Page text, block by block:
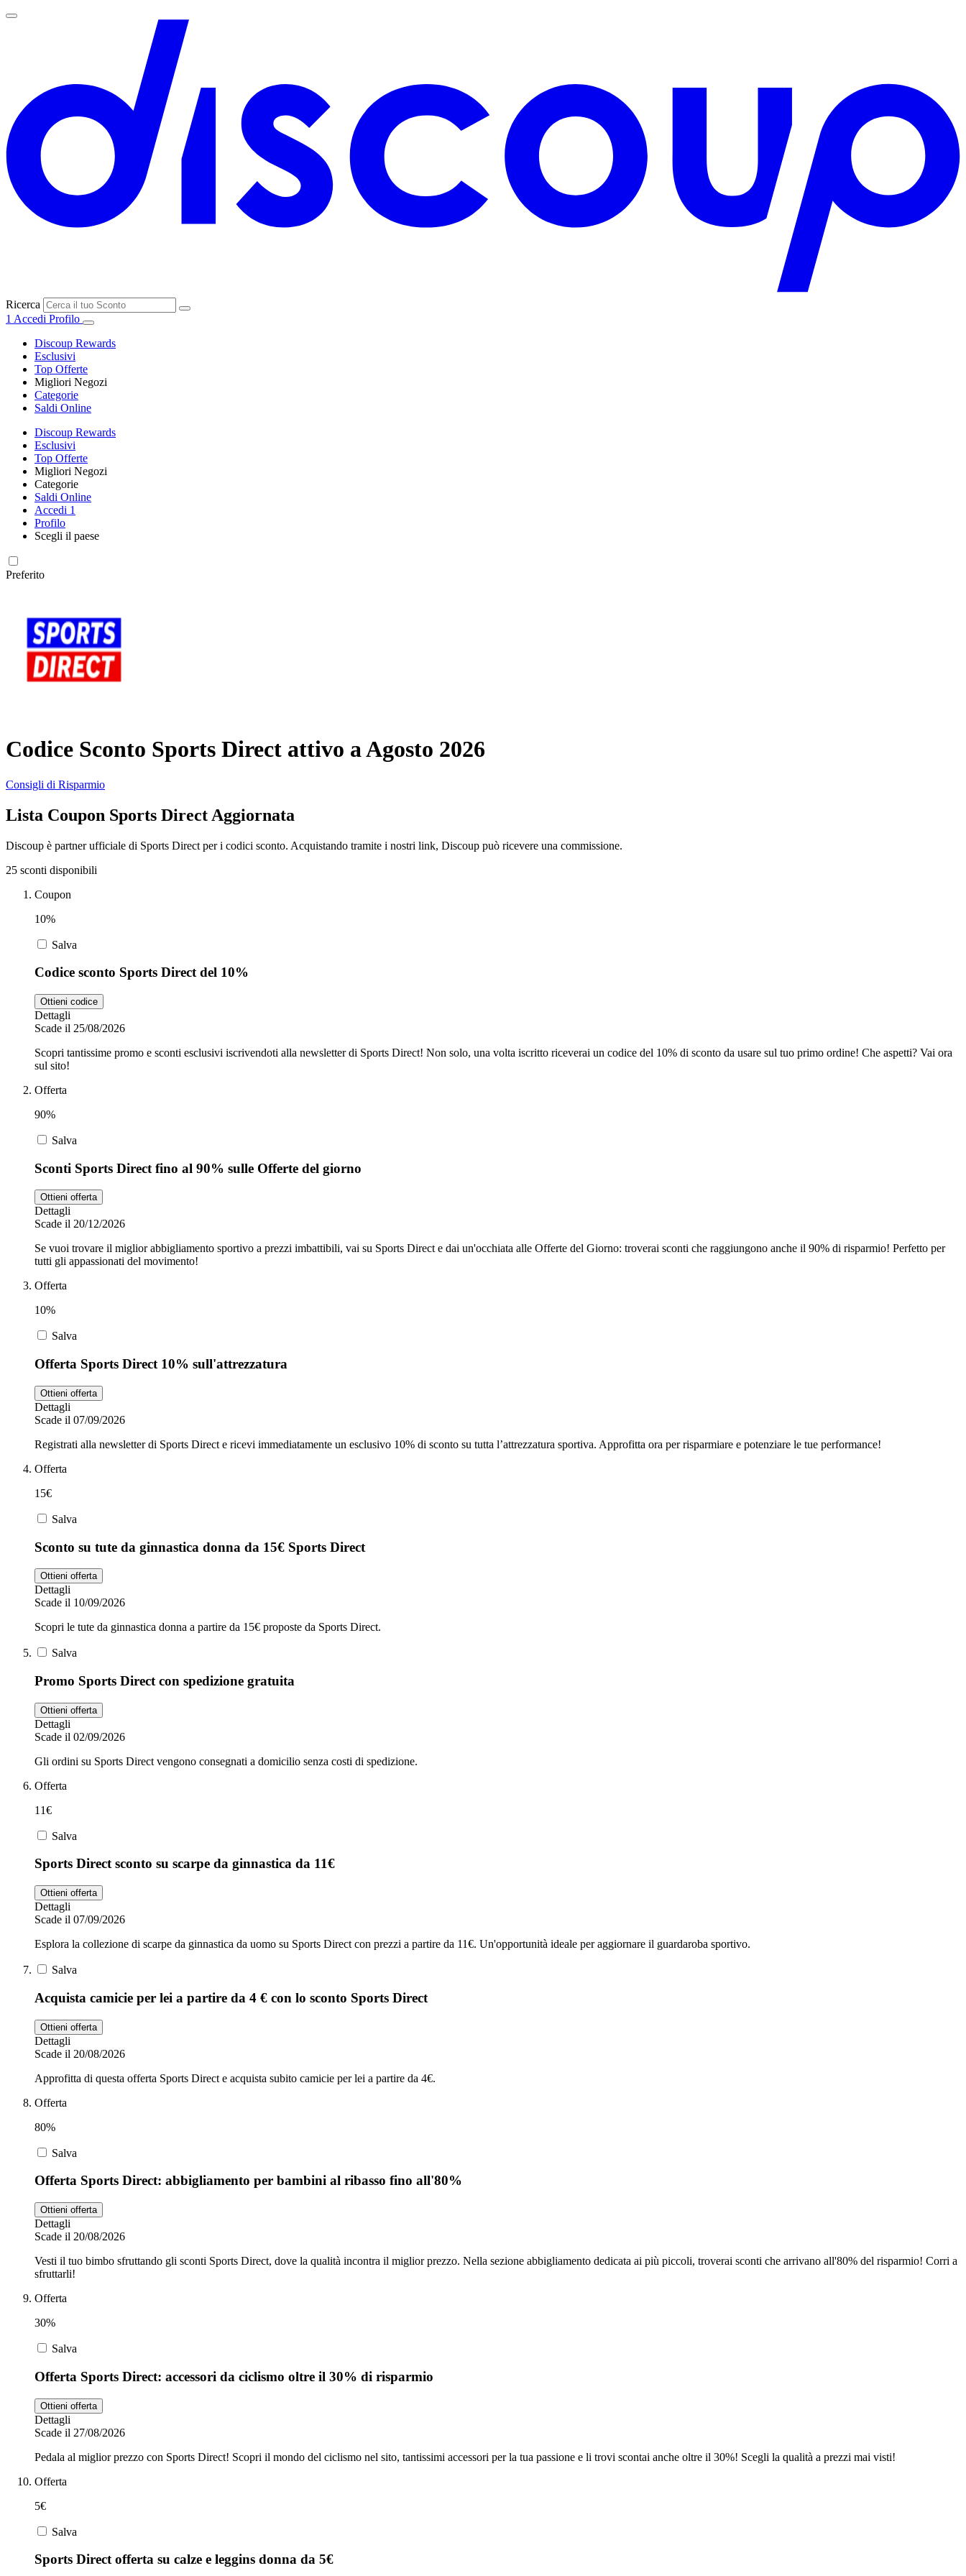
Ricerca
1 Accedi Profilo
Discoup Rewards
Esclusivi
Top Offerte
Migliori Negozi
Categorie
Saldi Online
Discoup Rewards
Esclusivi
Top Offerte
Migliori Negozi
Categorie
Saldi Online
Accedi 1
Profilo
Scegli il paese
Preferito
Codice Sconto Sports Direct attivo a Agosto 2026
Consigli di Risparmio
Lista Coupon Sports Direct Aggiornata
Discoup è partner ufficiale di Sports Direct per i codici sconto. Acquistando tramite i nostri link, Discoup può ricevere una commissione.
25 sconti disponibili
Coupon
10%
Salva
Codice sconto Sports Direct del 10%
Ottieni codice
Dettagli
Scade il 25/08/2026
Scopri tantissime promo e sconti esclusivi iscrivendoti alla newsletter di Sports Direct! Non solo, una volta iscritto riceverai un codice del 10% di sconto da usare sul tuo primo ordine! Che aspetti? Vai ora
sul sito!
Offerta
90%
Salva
Sconti Sports Direct fino al 90% sulle Offerte del giorno
Ottieni offerta
Dettagli
Scade il 20/12/2026
Se vuoi trovare il miglior abbigliamento sportivo a prezzi imbattibili, vai su Sports Direct e dai un'occhiata alle Offerte del Giorno: troverai sconti che raggiungono anche il 90% di risparmio! Perfetto per
tutti gli appassionati del movimento!
Offerta
10%
Salva
Offerta Sports Direct 10% sull'attrezzatura
Ottieni offerta
Dettagli
Scade il 07/09/2026
Registrati alla newsletter di Sports Direct e ricevi immediatamente un esclusivo 10% di sconto su tutta l’attrezzatura sportiva. Approfitta ora per risparmiare e potenziare le tue performance!
Offerta
15€
Salva
Sconto su tute da ginnastica donna da 15€ Sports Direct
Ottieni offerta
Dettagli
Scade il 10/09/2026
Scopri le tute da ginnastica donna a partire da 15€ proposte da Sports Direct.
Salva
Promo Sports Direct con spedizione gratuita
Ottieni offerta
Dettagli
Scade il 02/09/2026
Gli ordini su Sports Direct vengono consegnati a domicilio senza costi di spedizione.
Offerta
11€
Salva
Sports Direct sconto su scarpe da ginnastica da 11€
Ottieni offerta
Dettagli
Scade il 07/09/2026
Esplora la collezione di scarpe da ginnastica da uomo su Sports Direct con prezzi a partire da 11€. Un'opportunità ideale per aggiornare il guardaroba sportivo.
Salva
Acquista camicie per lei a partire da 4 € con lo sconto Sports Direct
Ottieni offerta
Dettagli
Scade il 20/08/2026
Approfitta di questa offerta Sports Direct e acquista subito camicie per lei a partire da 4€.
Offerta
80%
Salva
Offerta Sports Direct: abbigliamento per bambini al ribasso fino all'80%
Ottieni offerta
Dettagli
Scade il 20/08/2026
Vesti il tuo bimbo sfruttando gli sconti Sports Direct, dove la qualità incontra il miglior prezzo. Nella sezione abbigliamento dedicata ai più piccoli, troverai sconti che arrivano all'80% del risparmio! Corri a
sfruttarli!
Offerta
30%
Salva
Offerta Sports Direct: accessori da ciclismo oltre il 30% di risparmio
Ottieni offerta
Dettagli
Scade il 27/08/2026
Pedala al miglior prezzo con Sports Direct! Scopri il mondo del ciclismo nel sito, tantissimi accessori per la tua passione e li trovi scontai anche oltre il 30%! Scegli la qualità a prezzi mai visti!
Offerta
5€
Salva
Sports Direct offerta su calze e leggins donna da 5€